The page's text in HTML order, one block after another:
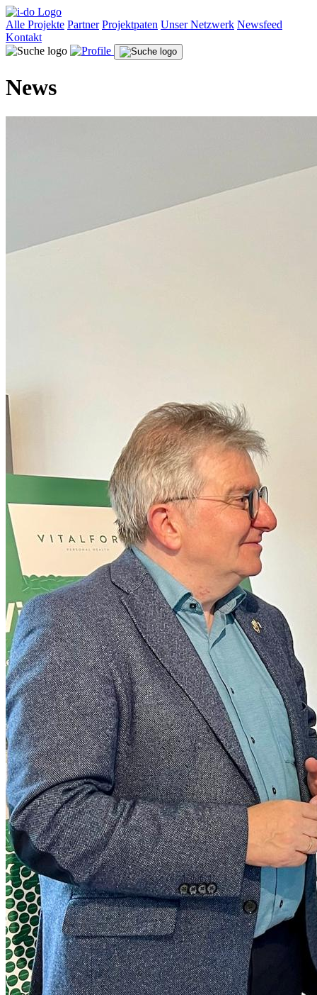
Alle Projekte Partner Projektpaten Unser Netzwerk Newsfeed
Kontakt
News